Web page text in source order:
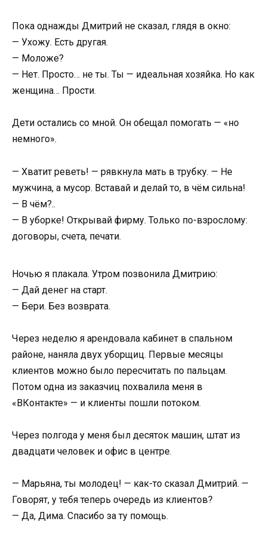
Пока однажды Дмитрий не сказал, глядя в окно:
— Ухожу. Есть другая.
— Моложе?
— Нет. Просто… не ты. Ты — идеальная хозяйка. Но как
женщина… Прости.
Дети остались со мной. Он обещал помогать — «но
немного».
— Хватит реветь! — рявкнула мать в трубку. — Не
мужчина, а мусор. Вставай и делай то, в чём сильна!
— В чём?..
— В уборке! Открывай фирму. Только по-взрослому:
договоры, счета, печати.
Ночью я плакала. Утром позвонила Дмитрию:
— Дай денег на старт.
— Бери. Без возврата.
Через неделю я арендовала кабинет в спальном
районе, наняла двух уборщиц. Первые месяцы
клиентов можно было пересчитать по пальцам.
Потом одна из заказчиц похвалила меня в
«ВКонтакте» — и клиенты пошли потоком.
Через полгода у меня был десяток машин, штат из
двадцати человек и офис в центре.
— Марьяна, ты молодец! — как-то сказал Дмитрий. —
Говорят, у тебя теперь очередь из клиентов?
— Да, Дима. Спасибо за ту помощь.